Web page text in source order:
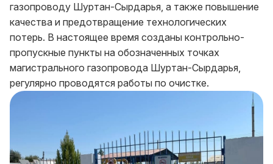
газопроводу Шуртан-Сырдарья, а также повышение
качества и предотвращение технологических
потерь. В настоящее время созданы контрольно-
пропускные пункты на обозначенных точках
магистрального газопровода Шуртан-Сырдарья,
регулярно проводятся работы по очистке.